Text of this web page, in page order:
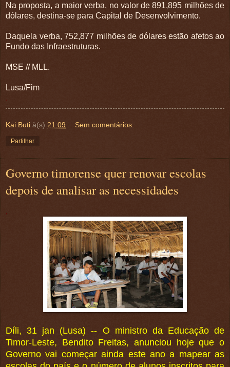
Na proposta, a maior verba, no valor de 891,895 milhões de
dólares, destina-se para Capital de Desenvolvimento.
Daquela verba, 752,877 milhões de dólares estão afetos ao
Fundo das Infraestruturas.
MSE // MLL.
Lusa/Fim
.
Kai Buti à(s) 21:09 Sem comentários:
Partilhar
Governo timorense quer renovar escolas
depois de analisar as necessidades
,
Díli, 31 jan (Lusa) -- O ministro da Educação de
Timor-Leste, Bendito Freitas, anunciou hoje que o
Governo vai começar ainda este ano a mapear as